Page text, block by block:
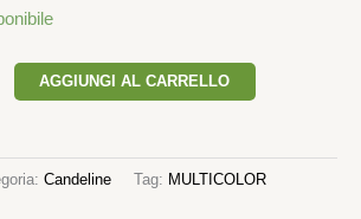
AGGIUNGI AL CARRELLO
Candeline Tag: MULTICOLOR